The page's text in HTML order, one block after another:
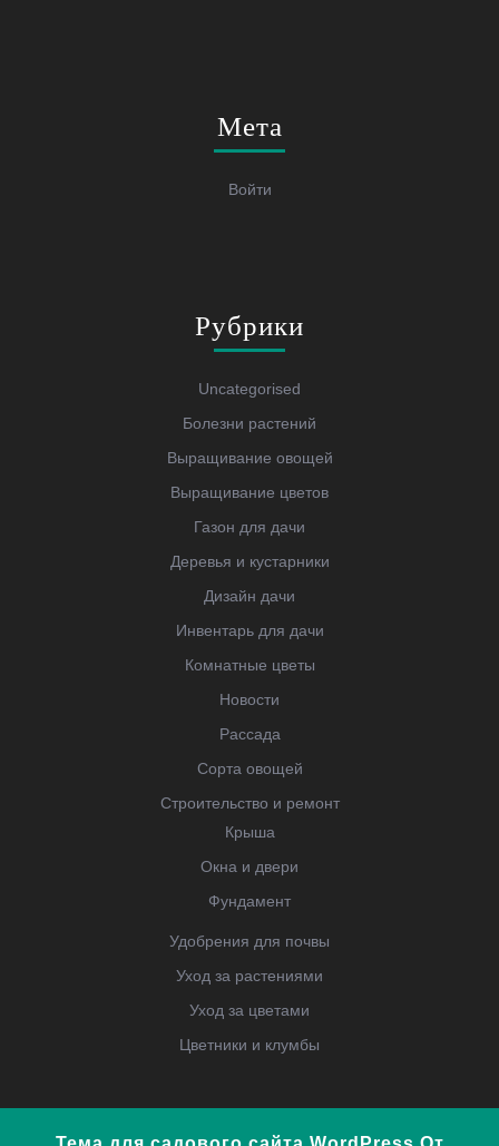
Мета
Войти
Рубрики
Uncategorised
Болезни растений
Выращивание овощей
Выращивание цветов
Газон для дачи
Деревья и кустарники
Дизайн дачи
Инвентарь для дачи
Комнатные цветы
Новости
Рассада
Сорта овощей
Строительство и ремонт
Крыша
Окна и двери
Фундамент
Удобрения для почвы
Уход за растениями
Уход за цветами
Цветники и клумбы